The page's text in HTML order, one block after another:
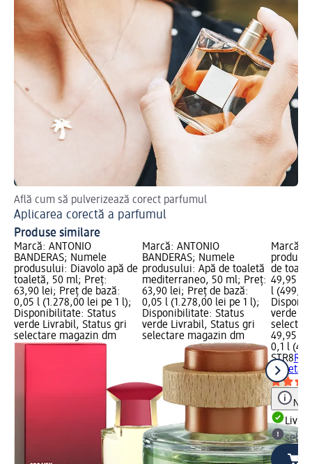
Află cum să pulverizează corect parfumul
Aplicarea corectă a parfumul
Produse similare
Marcă: ANTONIO
BANDERAS; Numele
produsului: Diavolo apă de
toaletă, 50 ml; Preț:
63,90 lei; Preț de bază:
0,05 l (1.278,00 lei pe 1 l);
Disponibilitate: Status
verde Livrabil, Status gri
selectare magazin dm
Marcă: ANTONIO
BANDERAS; Numele
produsului: Apă de toaletă
mediterraneo, 50 ml; Preț:
63,90 lei; Preț de bază:
0,05 l (1.278,00 lei pe 1 l);
Disponibilitate: Status
verde Livrabil, Status gri
selectare magazin dm
Marcă:
de
49,95
l
verde
49,95 lei
0,1 l
STR8
toaletă,
Notă